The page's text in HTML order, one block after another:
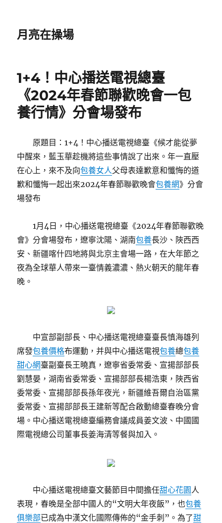
月亮在操場
1+4！中心播送電視總臺
《2024年春節聯歡晚會一包
養行情》分會場發布
原題目：1+4！中心播送電視總臺《候才能從夢
中醒來，藍玉華趁機將這些事情說了出來。年一直壓
在心上，來不及向包養女人父母表達歉意和懺悔的道
歉和懺悔一起出來2024年春節聯歡晚會包養網》分會
場發布
1月4日，中心播送電視總臺《2024年春節聯歡晚
會》分會場發布，遼寧沈陽、湖南包養長沙、陜西西
安、新疆喀什四地將與北京主會場一路，在大年節之
夜為全球華人帶來一臺情義濃濃、熱火朝天的龍年春
晚。
中宣部副部長、中心播送電視總臺臺長慎海雄列
席發包養價格布運動，并與中心播送電視包養總包養
甜心網臺副臺長王曉真，遼寧省委常委、宣揚部部長
劉慧晏，湖南省委常委、宣揚部部長楊浩東，陜西省
委常委、宣揚部部長孫年夜光，新疆維吾爾自治區黨
委常委、宣揚部部長王建新等配合啟動總臺春晚分會
場。中心播送電視總臺編務會議成員姜文波、中國國
際電視總公司董事長姜海清等餐與加入。
中心播送電視總臺文藝節目中間擔任甜心花園人
表現，春晚是全部中國人的“文明大年夜飯”，也包養
俱樂部已成為中漢文化國際傳佈的“金手刺”。為了甜